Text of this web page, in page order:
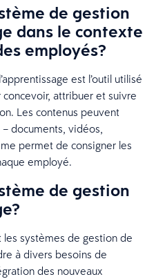
de gestion
dans le contexte
employés?
est l’outil utilisé
attribuer et suivre
Les contenus peuvent
documents, vidéos,
permet de consigner les
employé.
de gestion
systèmes de gestion de
à divers besoins de
des nouveaux